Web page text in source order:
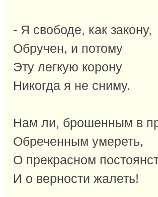
- Я свободе, как закону,
Обручен, и потому
Эту легкую корону
Никогда я не сниму.
Нам ли, брошенным в
Обреченным умереть,
О прекрасном
И о верности жалеть!